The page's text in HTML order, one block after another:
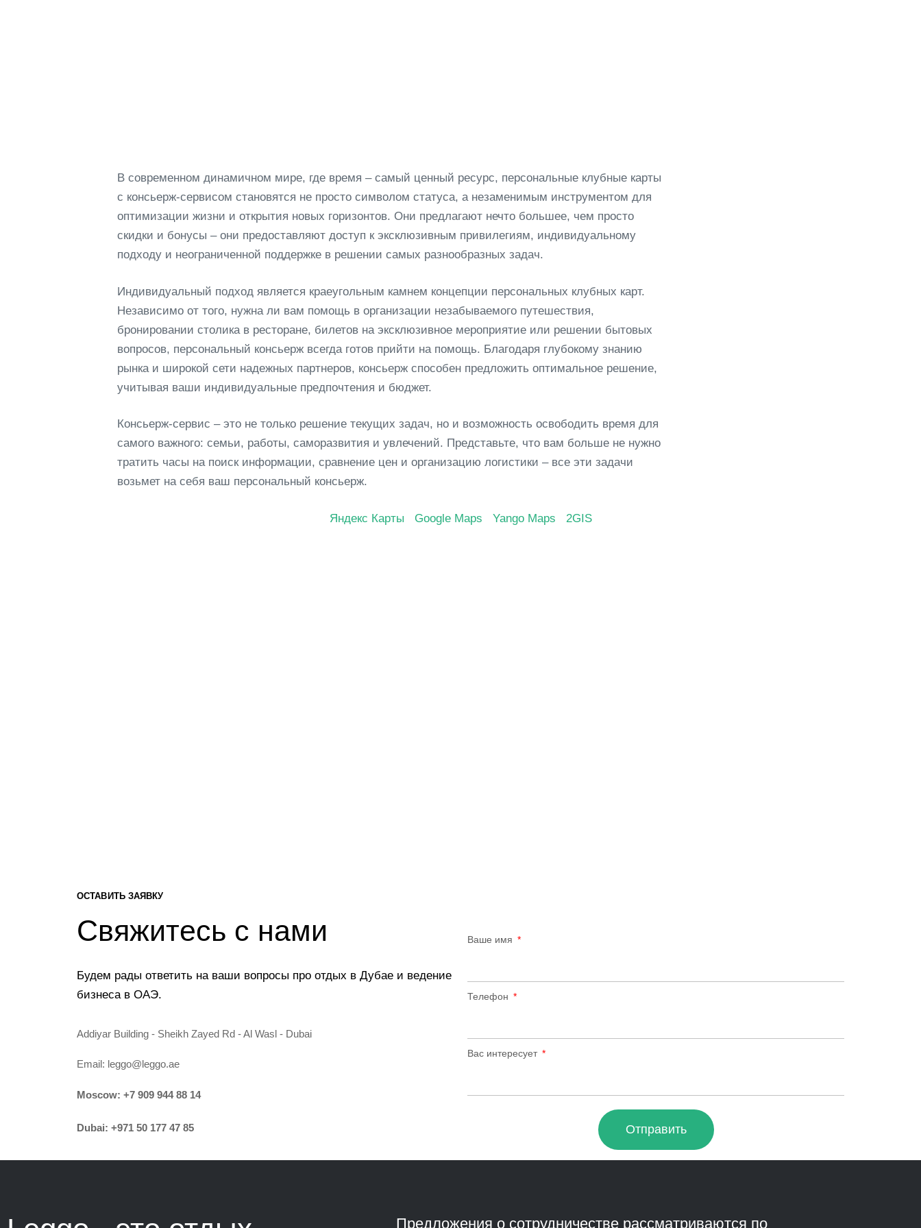
В современном динамичном мире, где время – самый ценный ресурс, персональные клубные карты
с консьерж-сервисом становятся не просто символом статуса, а незаменимым инструментом для
оптимизации жизни и открытия новых горизонтов. Они предлагают нечто большее, чем просто
скидки и бонусы – они предоставляют доступ к эксклюзивным привилегиям, индивидуальному
подходу и неограниченной поддержке в решении самых разнообразных задач.
Индивидуальный подход является краеугольным камнем концепции персональных клубных карт.
Независимо от того, нужна ли вам помощь в организации незабываемого путешествия,
бронировании столика в ресторане, билетов на эксклюзивное мероприятие или решении бытовых
вопросов, персональный консьерж всегда готов прийти на помощь. Благодаря глубокому знанию
рынка и широкой сети надежных партнеров, консьерж способен предложить оптимальное решение,
учитывая ваши индивидуальные предпочтения и бюджет.
Консьерж-сервис – это не только решение текущих задач, но и возможность освободить время для
самого важного: семьи, работы, саморазвития и увлечений. Представьте, что вам больше не нужно
тратить часы на поиск информации, сравнение цен и организацию логистики – все эти задачи
возьмет на себя ваш персональный консьерж.
Яндекс Карты Google Maps Yango Maps 2GIS
ОСТАВИТЬ ЗАЯВКУ
Свяжитесь с нами
Будем рады ответить на ваши вопросы про отдых в Дубае и ведение
бизнеса в ОАЭ.
Addiyar Building - Sheikh Zayed Rd - Al Wasl - Dubai
Email: leggo@leggo.ae
Moscow: +7 909 944 88 14
Dubai: +971 50 177 47 85
Ваше имя
Телефон
Вас интересует
Отправить
Предложения о сотрудничестве рассматриваются по